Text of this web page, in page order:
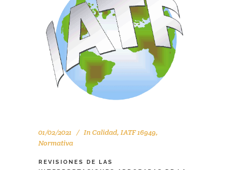
01/02/2021 InCalidad, IATF 16949,
Normativa
REVISIONES DE LAS